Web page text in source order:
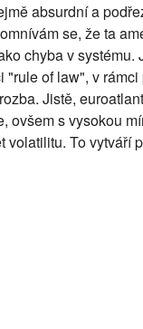
absurdní a
se, že ta
chyba v
"rule of law", v
Jistě,
ovšem s vysokou
volatilitu. To vytváří